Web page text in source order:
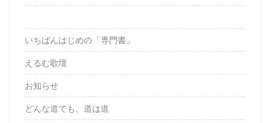
いちばんはじめの「専門書」
えるむ歌壇
お知らせ
どんな道でも、道は道